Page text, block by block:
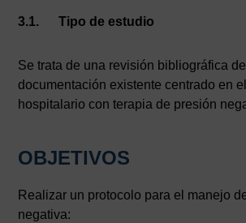
3.1. Tipo de estudio
Se trata de una revisión bibliográfica
documentación existente centrado en
hospitalario con terapia de presión
OBJETIVOS
Realizar un protocolo para el manejo
negativa: